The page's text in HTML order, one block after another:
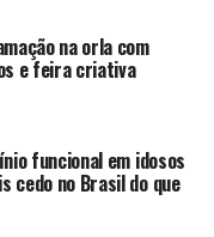
na orla com
e feira criativa
funcional em idosos
cedo no Brasil do que